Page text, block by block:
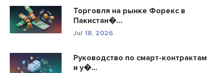
Торговля на рынке Форекс в
Пакистан�...
Jul 18, 2026
Руководство по смарт-контрактам
и у�...